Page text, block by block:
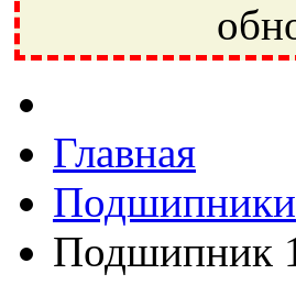
Ивантеевка, подшипники,
Главная
Подшипники
Подшипник